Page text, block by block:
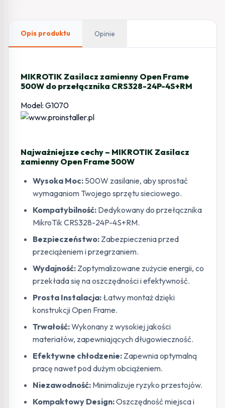
Opis produktu Opinie
MIKROTIK Zasilacz zamienny Open Frame
500W do przełącznika CRS328-24P-4S+RM
Model: G1070
Najważniejsze cechy – MIKROTIK Zasilacz
zamienny Open Frame 500W
Wysoka Moc: 500W zasilanie, aby sprostać
wymaganiom Twojego sprzętu sieciowego.
Kompatybilność: Dedykowany do przełącznika
MikroTik CRS328-24P-4S+RM.
Bezpieczeństwo: Zabezpieczenia przed
przeciążeniem i przegrzaniem.
Wydajność: Zoptymalizowane zużycie energii, co
przekłada się na oszczędności i efektywność.
Prosta Instalacja: Łatwy montaż dzięki
konstrukcji Open Frame.
Trwałość:Wykonany z wysokiej jakości
materiałów, zapewniających długowieczność.
Efektywne chłodzenie: Zapewnia optymalną
pracę nawet pod dużym obciążeniem.
Niezawodność: Minimalizuje ryzyko przestojów.
Kompaktowy Design:Oszczędność miejsca i